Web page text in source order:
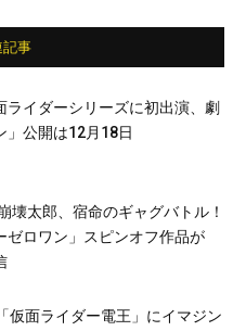
記事
ライダーシリーズに初出演、劇
」公開は12月18日
壊太郎、宿命のギャグバトル！
ゼロワン」スピンオフ作品が
仮面ライダー電王」にイマジン